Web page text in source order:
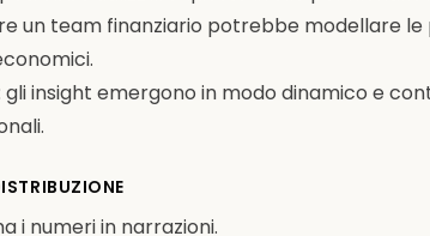
un team finanziario potrebbe modellare le
insight emergono in modo dinamico e
i numeri in narrazioni.